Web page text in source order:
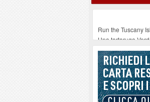
Run the Tuscany
Una tartaruga
Furgone in
Campo: chiusura
A Carpani si apre